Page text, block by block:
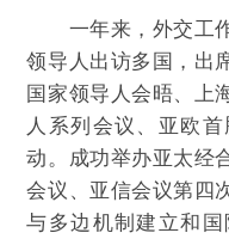
一年来，外交工作
领导人出访多国，出
国家领导人会晤、上
人系列会议、亚欧
动。成功举办亚太经
会议、亚信会议第四
与多边机制建立和